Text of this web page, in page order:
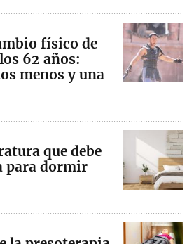
físico de
62 años:
menos y una
que debe
para dormir